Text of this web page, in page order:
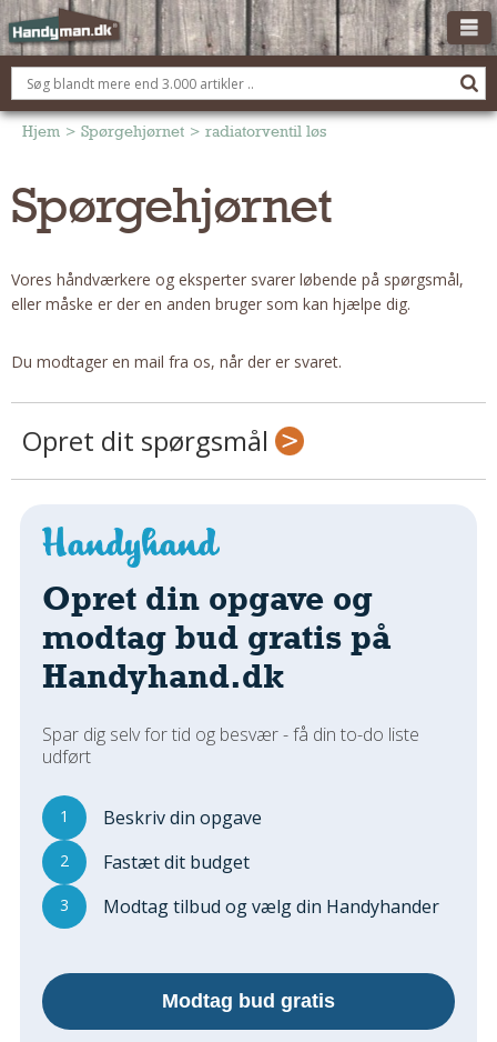
OM HANDYMAN.DK
FÅ 3 TILBUD
BOLIG KØBERÅDGIVNING
Montage Og Nybyg
Reparation Og Vedligehold
Om Materialer
Om Værktøj
Udskiftning Og Montage
Om Materialer
Tips Og Tests
VVS
Montage Og Udskiftning
Reparation Og Vedligehold
Varme Og Energi
Andet
MALER
Indendørs
Udendørs
Kan Det Males?
MURER
Reparationer
Om Materialer
Hjem > Spørgehjørnet > radiatorventil løs
Spørgehjørnet
Vores håndværkere og eksperter svarer løbende på spørgsmål,
eller måske er der en anden bruger som kan hjælpe dig.
Du modtager en mail fra os, når der er svaret.
Opret dit spørgsmål
Opret din opgave og
modtag bud gratis på
Handyhand.dk
Spar dig selv for tid og besvær - få din to-do liste
udført
1 Beskriv din opgave
2 Fastæt dit budget
3 Modtag tilbud og vælg din Handyhander
Modtag bud gratis